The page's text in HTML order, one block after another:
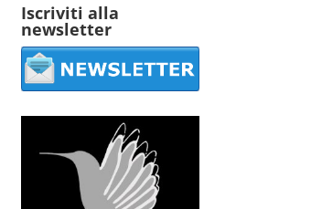
Iscriviti alla
newsletter